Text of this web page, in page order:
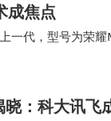
成焦点
一代，型号为荣
影像、轻薄、折…
：科大讯飞